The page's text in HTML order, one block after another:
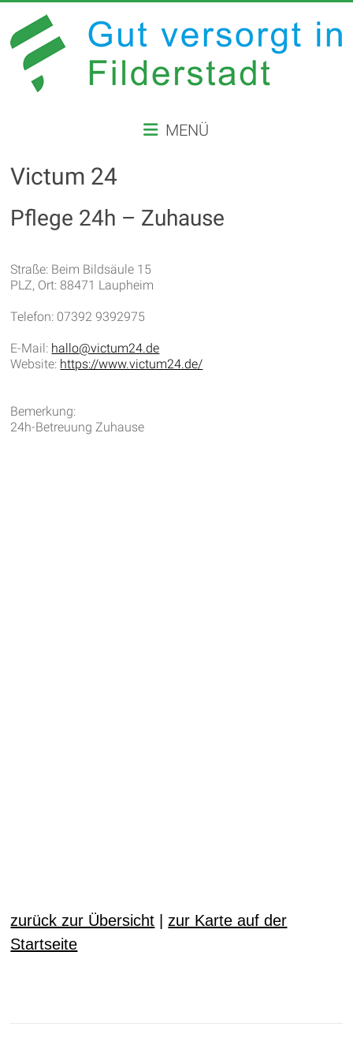
Inhalt
springen
VERSORGT
IN
FILDERSTADT
Website
Stadt
Filderstadt
MENÜ
Victum 24
Pflege 24h – Zuhause
Straße: Beim Bildsäule 15
PLZ, Ort: 88471 Laupheim
Telefon: 07392 9392975
E-Mail: hallo@victum24.de
Website: https://www.victum24.de/
Bemerkung:
24h-Betreuung Zuhause
zurück zur Übersicht
zur Karte auf der
Startseite